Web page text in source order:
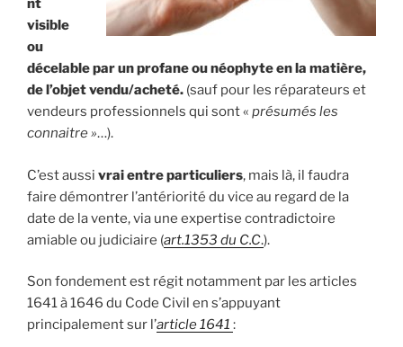
nt
visible
ou
décelable par un profane ou néophyte en la matière,
de l’objet vendu/acheté. (sauf pour les réparateurs et
vendeurs professionnels qui sont « présumés les
connaitre »…).
C’est aussi vrai entre particuliers, mais là, il faudra
faire démontrer l’antériorité du vice au regard de la
date de la vente, via une expertise contradictoire
amiable ou judiciaire (art.1353 du C.C.).
Son fondement est régit notamment par les articles
1641 à 1646 du Code Civil en s’appuyant
principalement sur l’article 1641 :